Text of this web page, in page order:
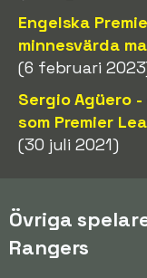
Engelska
minnesvärda
(6 februari
Sergio Agüero
som Premier
(30 juli 2021)
Övriga
Rangers